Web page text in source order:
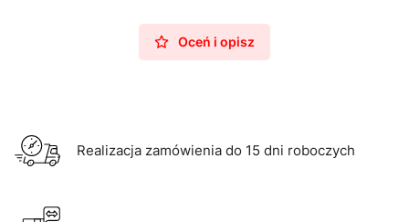
Oceń i opisz
Realizacja zamówienia do 15 dni roboczych